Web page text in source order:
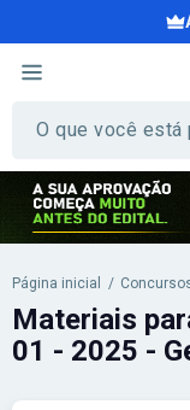
Página inicial /
Materiais
01 - 2025 -